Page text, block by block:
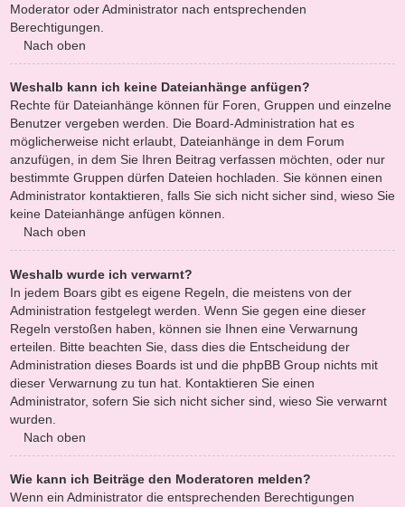
Moderator oder Administrator nach entsprechenden
Berechtigungen.
Nach oben
Weshalb kann ich keine Dateianhänge anfügen?
Rechte für Dateianhänge können für Foren, Gruppen und einzelne
Benutzer vergeben werden. Die Board-Administration hat es
möglicherweise nicht erlaubt, Dateianhänge in dem Forum
anzufügen, in dem Sie Ihren Beitrag verfassen möchten, oder nur
bestimmte Gruppen dürfen Dateien hochladen. Sie können einen
Administrator kontaktieren, falls Sie sich nicht sicher sind, wieso Sie
keine Dateianhänge anfügen können.
Nach oben
Weshalb wurde ich verwarnt?
In jedem Boars gibt es eigene Regeln, die meistens von der
Administration festgelegt werden. Wenn Sie gegen eine dieser
Regeln verstoßen haben, können sie Ihnen eine Verwarnung
erteilen. Bitte beachten Sie, dass dies die Entscheidung der
Administration dieses Boards ist und die phpBB Group nichts mit
dieser Verwarnung zu tun hat. Kontaktieren Sie einen
Administrator, sofern Sie sich nicht sicher sind, wieso Sie verwarnt
wurden.
Nach oben
Wie kann ich Beiträge den Moderatoren melden?
Wenn ein Administrator die entsprechenden Berechtigungen